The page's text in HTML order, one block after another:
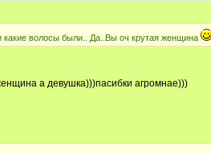
какие волосы были.. Да..Вы оч крутая женщина
а девушка)))пасибки агромнае)))